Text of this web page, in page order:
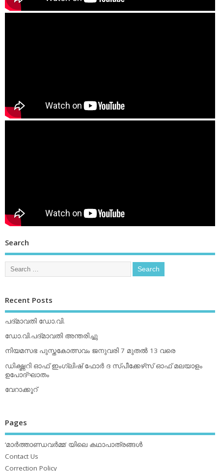
Search
Recent Posts
പദ്മാവതി ഡോ.വി.
ഡോ.വി.പദ്മാവതി അന്തരിച്ചു
നിയമസഭ പുസ്തകോത്സവം ജനുവരി 7 മുതല്‍ 13 വരെ
ഡിക്ഷ്ണറി ഓഫ് ഇംഗ്ലിഷ് ഫോര്‍ ദ സ്പീക്കേഴ്‌സ് ഓഫ് മലയാളം
ഉപോദ്ഘാതം
വേറാക്കൂറ്
Pages
‘മാര്‍ത്താണ്ഡവര്‍മ്മ’ യിലെ കഥാപാത്രങ്ങള്‍
Contact Us
Correction Policy